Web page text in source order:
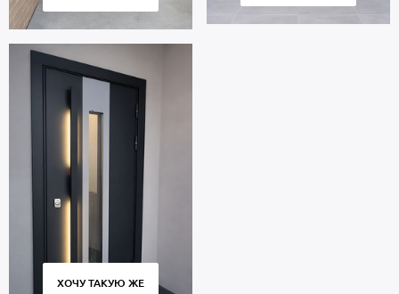
ХОЧУ ТАКУЮ ЖЕ